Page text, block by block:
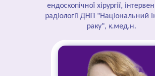
ендоскопічної хірургії,
радіології ДНП "Національний
раку", к.мед.н.